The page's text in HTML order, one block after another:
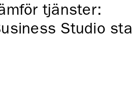
tjänster:
Studio